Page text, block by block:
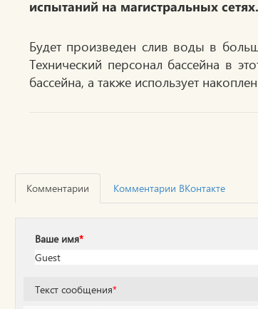
испытаний на магистральных сетях.
Будет произведен слив воды в
Технический персонал бассейна в
бассейна, а также использует
Комментарии Комментарии ВКонтакте
Ваше имя*
Текст сообщения*